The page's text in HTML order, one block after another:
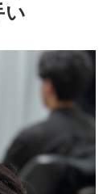
い